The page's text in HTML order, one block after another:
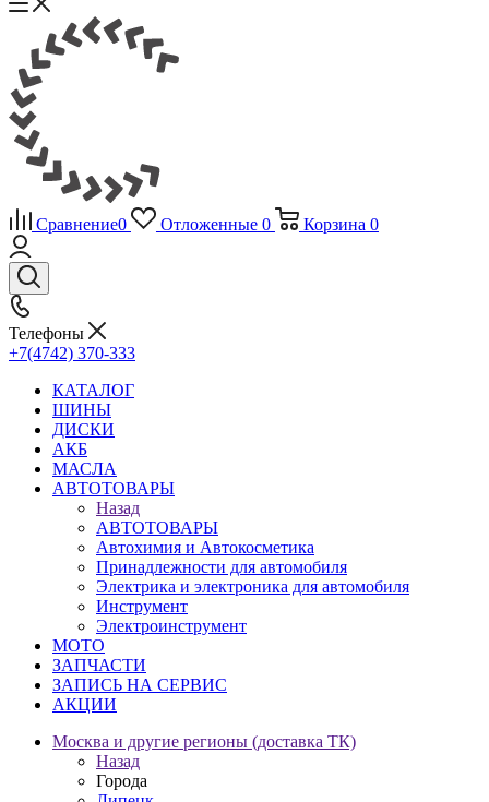
Сравнение0 Отложенные 0 Корзина 0
Телефоны
+7(4742) 370-333
КАТАЛОГ
ШИНЫ
ДИСКИ
АКБ
МАСЛА
АВТОТОВАРЫ
Назад
АВТОТОВАРЫ
Автохимия и Автокосметика
Принадлежности для автомобиля
Электрика и электроника для автомобиля
Инструмент
Электроинструмент
МОТО
ЗАПЧАСТИ
ЗАПИСЬ НА СЕРВИС
АКЦИИ
Москва и другие регионы (доставка ТК)
Назад
Города